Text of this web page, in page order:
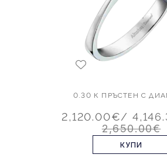
0.30 К ПРЪСТЕН С
2,120.00€/
2,650.00€
КУПИ